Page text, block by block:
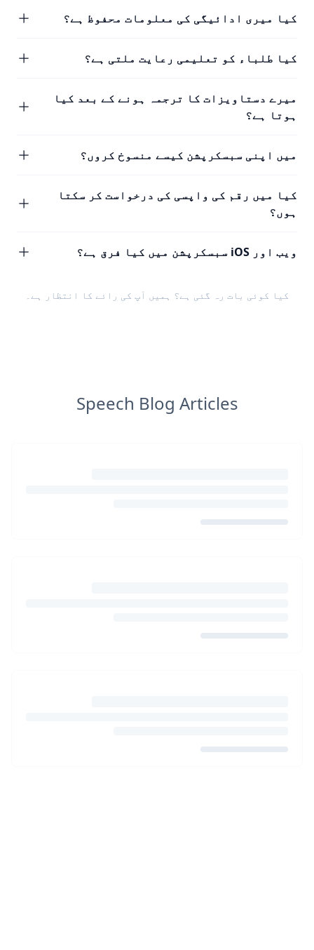
کیا میری ادائیگی کی معلومات محفوظ ہے؟
کیا طلباء کو تعلیمی رعایت ملتی ہے؟
میرے دستاویزات کا ترجمہ ہونے کے بعد کیا
ہوتا ہے؟
میں اپنی سبسکرپشن کیسے منسوخ کروں؟
کیا میں رقم کی واپسی کی درخواست کر سکتا
ہوں؟
ویب اور iOS سبسکرپشن میں کیا فرق ہے؟
کیا کوئی بات رہ گئی ہے؟ ہمیں آپ کی رائے کا انتظار ہے۔
Speech Blog Articles